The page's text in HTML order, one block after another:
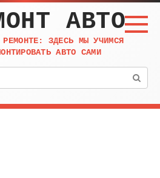
АВТО
ЗДЕСЬ МЫ УЧИМСЯ
АВТО САМИ